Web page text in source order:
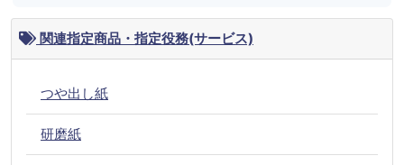
関連指定商品・指定役務(サービス)
つや出し紙
研磨紙